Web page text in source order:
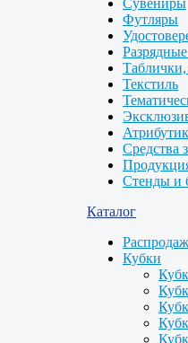
Сувениры
Футляры
Текстиль
Средства
Стенды и
Каталог
Кубки